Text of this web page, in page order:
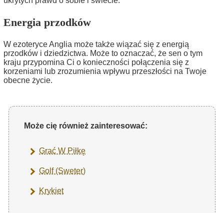
Energia przodków
W ezoteryce Anglia może także wiązać się z energią
przodków i dziedzictwa. Może to oznaczać, że sen o tym
kraju przypomina Ci o konieczności połączenia się z
korzeniami lub zrozumienia wpływu przeszłości na Twoje
obecne życie.
Może cię również zainteresować:
Grać W Piłkę
Golf (Sweter)
Krykiet